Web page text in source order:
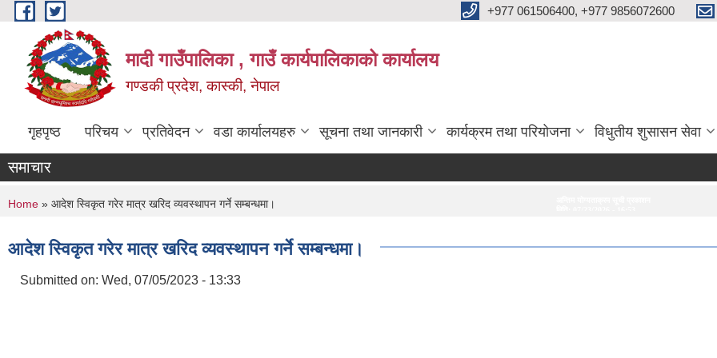
Skip to main content +977 061506400, +977 9856072600
मादी गाउँपालिका , गाउँ कार्यपालिकाको कार्यालय
गण्डकी प्रदेश, कास्की, नेपाल
गृहपृष्ठ परिचय प्रतिवेदन वडा कार्यालयहरु सूचना तथा जानकारी कार्यक्रम तथा परियोजना विधुतीय शुसासन सेवा
समाचार
You are here
Home » आदेश स्विकृत गरेर मात्र खरिद व्यवस्थापन गर्ने सम्बन्धमा।
आदेश स्विकृत गरेर मात्र खरिद व्यवस्थापन गर्ने सम्बन्धमा।
Submitted on: Wed, 07/05/2023 - 13:33